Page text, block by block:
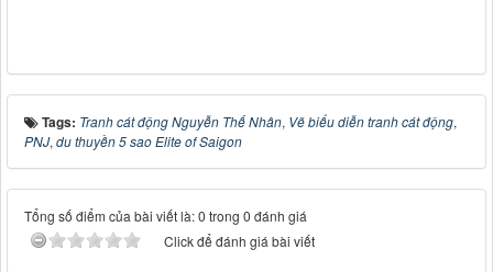
Tags: Tranh cát động Nguyễn Thế Nhân, Vẽ biểu diễn tranh cát động,
PNJ, du thuyền 5 sao Elite of Saigon
Tổng số điểm của bài viết là: 0 trong 0 đánh giá
Click để đánh giá bài viết